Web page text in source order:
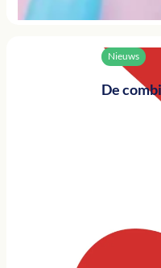
Nieuws
De